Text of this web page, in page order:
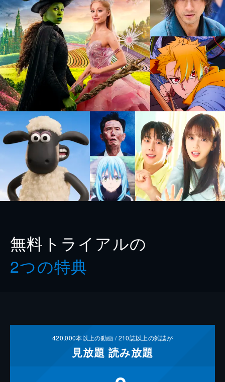
無料トライアルの
2つの特典
420,000本以上の動画 /210誌以上の雑誌が
見放題 読み放題